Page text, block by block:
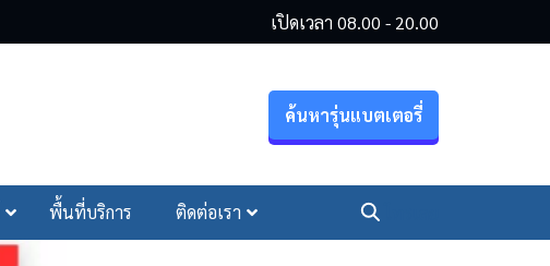
เปิดเวลา 08.00 - 20.00
ค้นหารุ่นแบตเตอรี่
พื้นที่บริการ ติดต่อเรา